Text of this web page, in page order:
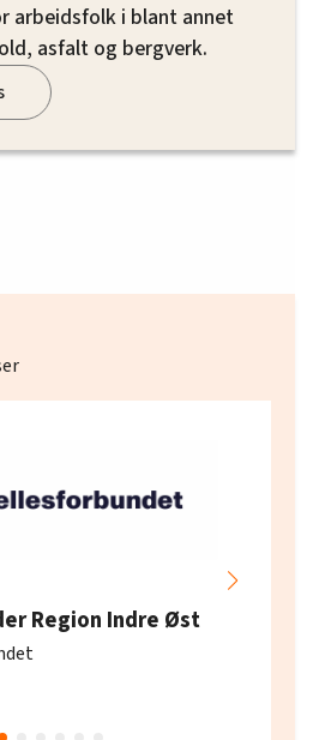
arbeidsfolk i blant annet
asfalt og bergverk.
Region Indre Øst